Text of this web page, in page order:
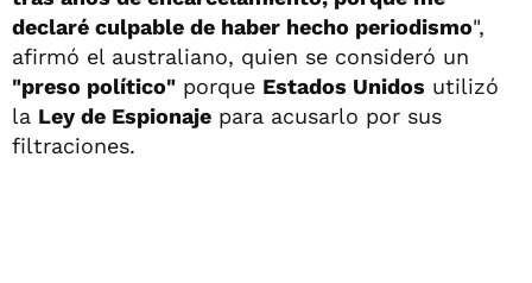
declaré culpable de haber hecho periodismo",
afirmó el australiano, quien se consideró un
"preso político" porque Estados Unidos utilizó
la Ley de Espionaje para acusarlo por sus
filtraciones.